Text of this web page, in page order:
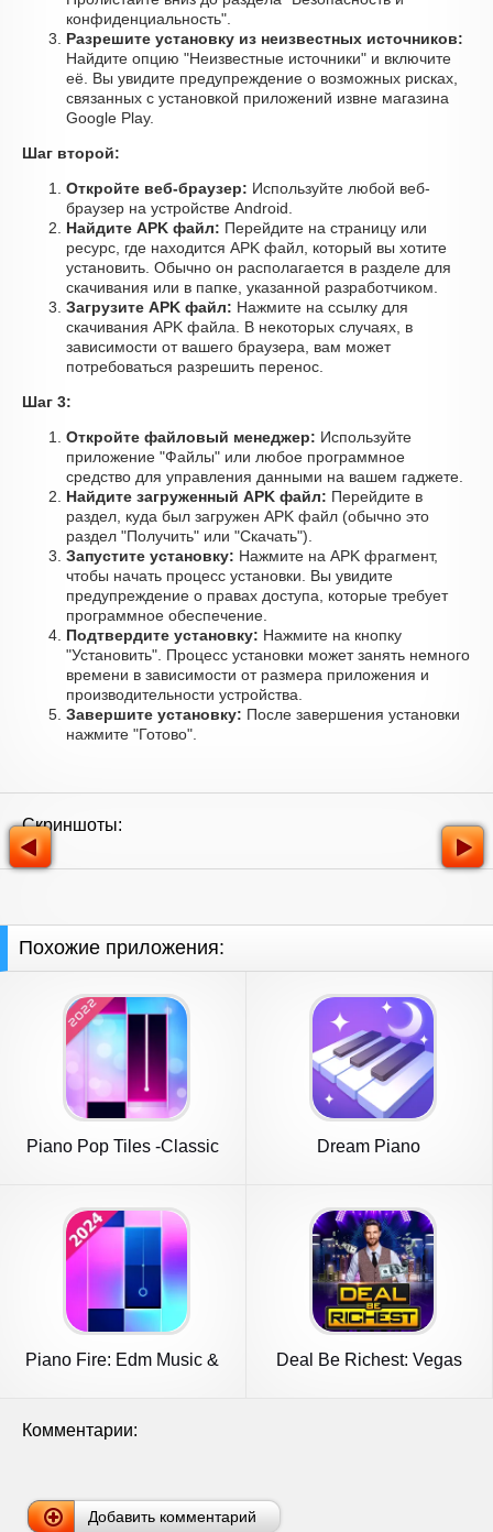
конфиденциальность".
Разрешите установку из неизвестных источников:
Найдите опцию "Неизвестные источники" и включите
её. Вы увидите предупреждение о возможных рисках,
связанных с установкой приложений извне магазина
Google Play.
Шаг второй:
Откройте веб-браузер: Используйте любой веб-
браузер на устройстве Android.
Найдите APK файл: Перейдите на страницу или
ресурс, где находится APK файл, который вы хотите
установить. Обычно он располагается в разделе для
скачивания или в папке, указанной разработчиком.
Загрузите APK файл: Нажмите на ссылку для
скачивания APK файла. В некоторых случаях, в
зависимости от вашего браузера, вам может
потребоваться разрешить перенос.
Шаг 3:
Откройте файловый менеджер: Используйте
приложение "Файлы" или любое программное
средство для управления данными на вашем гаджете.
Найдите загруженный APK файл: Перейдите в
раздел, куда был загружен APK файл (обычно это
раздел "Получить" или "Скачать").
Запустите установку: Нажмите на APK фрагмент,
чтобы начать процесс установки. Вы увидите
предупреждение о правах доступа, которые требует
программное обеспечение.
Подтвердите установку: Нажмите на кнопку
"Установить". Процесс установки может занять немного
времени в зависимости от размера приложения и
производительности устройства.
Завершите установку: После завершения установки
нажмите "Готово".
Скриншоты:
Похожие приложения:
Piano Pop Tiles -Classic
Dream Piano
Piano Fire: Edm Music &
Deal Be Richest: Vegas
Комментарии:
Добавить комментарий